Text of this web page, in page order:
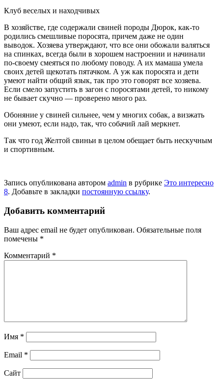
Клуб веселых и находчивых
В хозяйстве, где содержали свиней породы Дюрок, как-то
родились смешливые поросята, причем даже не один
выводок. Хозяева утверж­дают, что все они обожали валяться
на спинках, всегда были в хорошем настроении и начинали
по-своему смеяться по любому поводу. А их мама­ша умела
своих детей щекотать пятачком. А уж как поросята и дети
умеют найти общий язык, так про это говорят все хозяева.
Если смело запустить в загон с поросятами детей, то никому
не бывает скучно — проверено много раз.
Обоняние у свиней сильнее, чем у многих собак, а визжать
они умеют, если надо, так, что собачий лай меркнет.
Так что год Желтой свиньи в целом обещает быть нескучным
и спортивным.
Запись опубликована автором admin в рубрике Это интересно
8. Добавьте в закладки постоянную ссылку.
Добавить комментарий
Ваш адрес email не будет опубликован. Обязательные поля
помечены *
Комментарий *
Имя *
Email *
Сайт